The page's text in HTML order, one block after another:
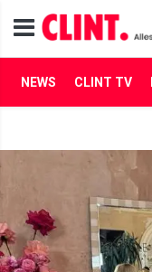
NEWS CLINT TV